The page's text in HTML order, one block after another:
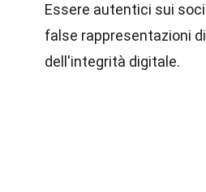
Essere autentici sui
false rappresentazioni
dell'integrità digitale.